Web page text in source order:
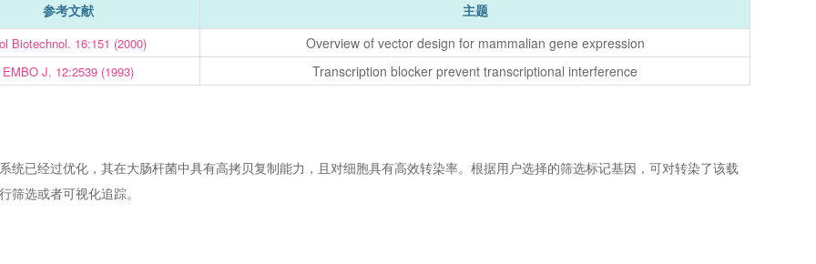
参考文献 主题
Biotechnol. 16:151 (2000) Overview of vector design for mammalian gene expression
EMBO J. 12:2539 (1993) Transcription blocker prevent transcriptional interference
统已经过优化，其在大肠杆菌中具有高拷贝复制能力，且对细胞具有高效转染率。根据用户选择的筛选标记基因，可对转染了该载
筛选或者可视化追踪。